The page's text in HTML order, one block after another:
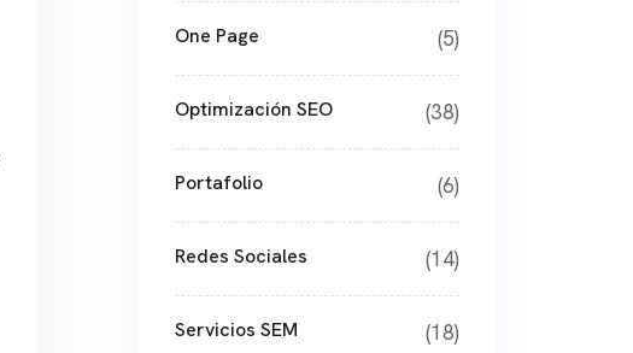
One Page (5)
Optimización SEO (38)
Portafolio (6)
Redes Sociales (14)
Servicios SEM (18)